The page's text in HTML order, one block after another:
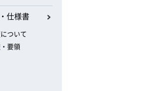
仕様書
ついて
要領